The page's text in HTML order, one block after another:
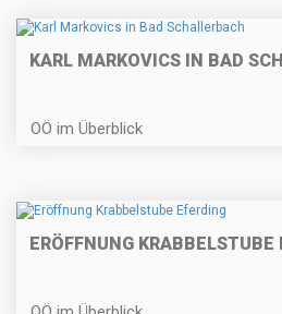
KARL MARKOVICS IN BAD
OÖ im Überblick
ERÖFFNUNG KRABBELSTUBE